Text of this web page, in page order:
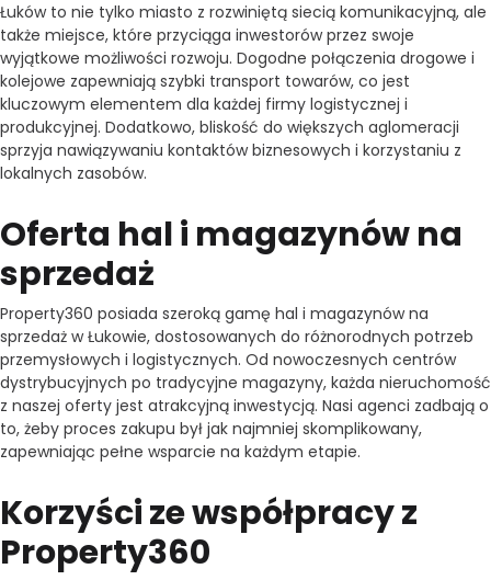
Łuków to nie tylko miasto z rozwiniętą siecią komunikacyjną, ale
także miejsce, które przyciąga inwestorów przez swoje
wyjątkowe możliwości rozwoju. Dogodne połączenia drogowe i
kolejowe zapewniają szybki transport towarów, co jest
kluczowym elementem dla każdej firmy logistycznej i
produkcyjnej. Dodatkowo, bliskość do większych aglomeracji
sprzyja nawiązywaniu kontaktów biznesowych i korzystaniu z
lokalnych zasobów.
Oferta hal i magazynów na
sprzedaż
Property360 posiada szeroką gamę hal i magazynów na
sprzedaż w Łukowie, dostosowanych do różnorodnych potrzeb
przemysłowych i logistycznych. Od nowoczesnych centrów
dystrybucyjnych po tradycyjne magazyny, każda nieruchomość
z naszej oferty jest atrakcyjną inwestycją. Nasi agenci zadbają o
to, żeby proces zakupu był jak najmniej skomplikowany,
zapewniając pełne wsparcie na każdym etapie.
Korzyści ze współpracy z
Property360